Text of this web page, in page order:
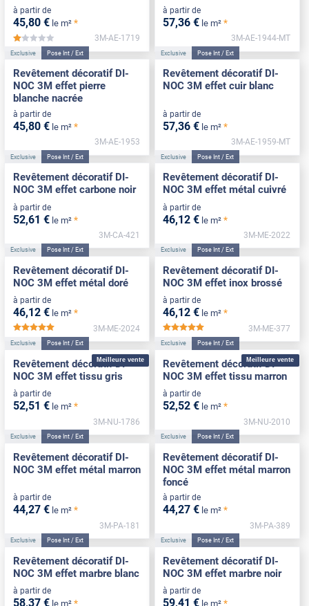
à partir de
45,80 € le m² *
*****
3M-AE-1719
à partir de
57,36 € le m² *
3M-AE-1944-MT
Exclusive Pose Int / Ext
Revêtement décoratif DI-
NOC 3M effet pierre
blanche nacrée
à partir de
45,80 € le m² *
3M-AE-1953
Exclusive Pose Int / Ext
Revêtement décoratif DI-
NOC 3M effet cuir blanc
à partir de
57,36 € le m² *
3M-AE-1959-MT
Exclusive Pose Int / Ext
Revêtement décoratif DI-
NOC 3M effet carbone noir
à partir de
52,61 € le m² *
3M-CA-421
Exclusive Pose Int / Ext
Revêtement décoratif DI-
NOC 3M effet métal cuivré
à partir de
46,12 € le m² *
3M-ME-2022
Exclusive Pose Int / Ext
Revêtement décoratif DI-
NOC 3M effet métal doré
à partir de
46,12 € le m² *
3M-ME-2024
Exclusive Pose Int / Ext
Revêtement décoratif DI-
NOC 3M effet inox brossé
à partir de
46,12 € le m² *
3M-ME-377
Meilleure vente
Exclusive Pose Int / Ext
Revêtement décoratif DI-
NOC 3M effet tissu gris
à partir de
52,51 € le m² *
3M-NU-1786
Meilleure vente
Exclusive Pose Int / Ext
Revêtement décoratif DI-
NOC 3M effet tissu marron
à partir de
52,52 € le m² *
3M-NU-2010
Exclusive Pose Int / Ext
Revêtement décoratif DI-
NOC 3M effet métal marron
à partir de
44,27 € le m² *
3M-PA-181
Exclusive Pose Int / Ext
Revêtement décoratif DI-
NOC 3M effet métal marron
foncé
à partir de
44,27 € le m² *
3M-PA-389
Exclusive Pose Int / Ext
Revêtement décoratif DI-
NOC 3M effet marbre blanc
à partir de
58,37 € le m² *
Exclusive Pose Int / Ext
Revêtement décoratif DI-
NOC 3M effet marbre noir
à partir de
59,41 € le m² *